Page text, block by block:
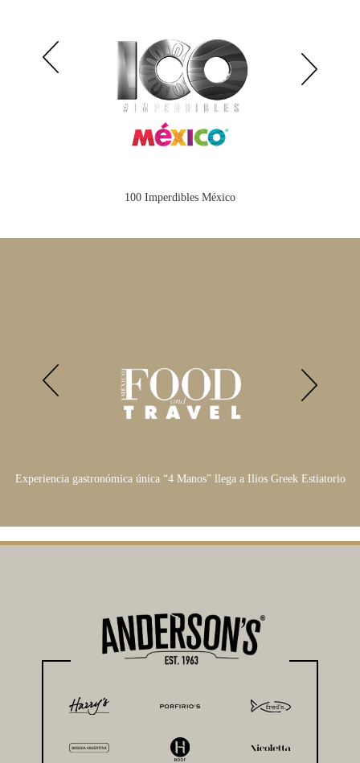
100 Imperdibles México
Experiencia gastronómica única “4 Manos” llega a Ilios Greek Estiatorio